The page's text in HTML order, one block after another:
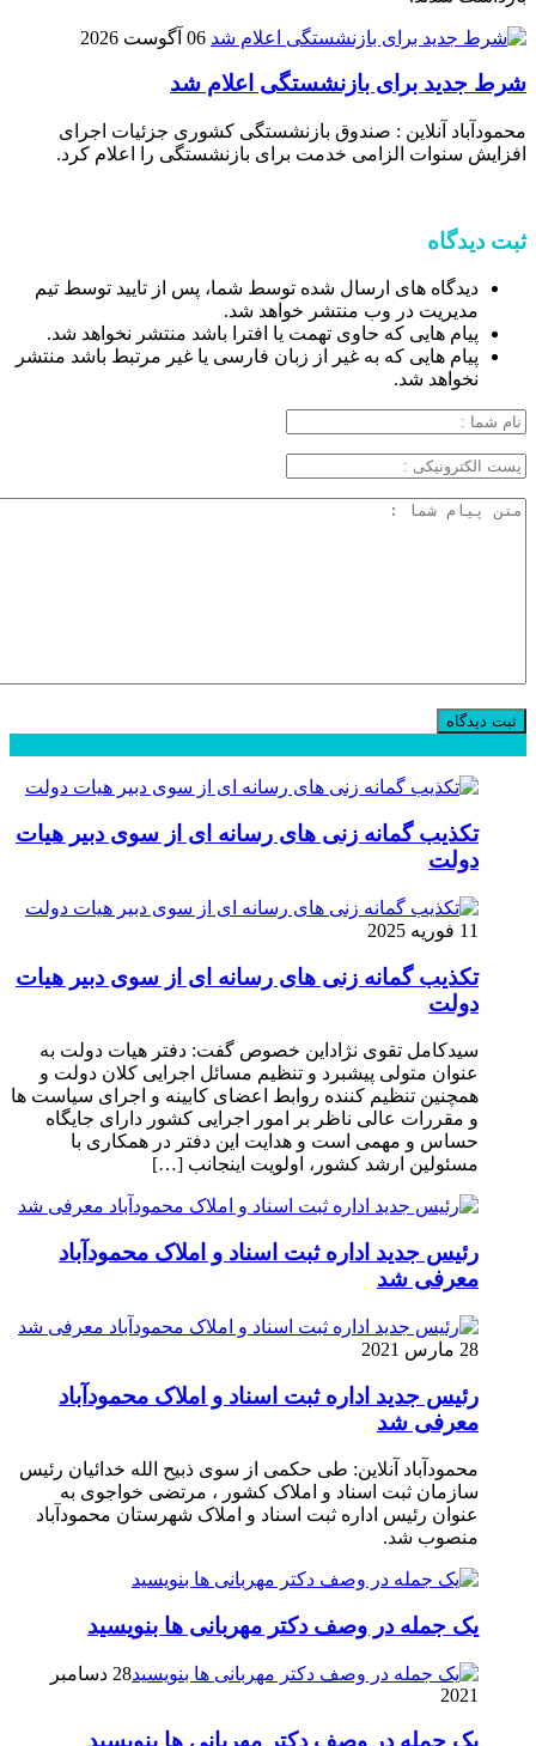
06 آگوست 2026
شرط جدید برای بازنشستگی اعلام شد
محمودآباد آنلاین : صندوق بازنشستگی کشوری جزئیات اجرای
افزایش سنوات الزامی خدمت برای بازنشستگی را اعلام کرد.
ثبت دیدگاه
دیدگاه های ارسال شده توسط شما، پس از تایید توسط تیم
مدیریت در وب منتشر خواهد شد.
پیام هایی که حاوی تهمت یا افترا باشد منتشر نخواهد شد.
پیام هایی که به غیر از زبان فارسی یا غیر مرتبط باشد منتشر
نخواهد شد.
تکذیب گمانه زنی های رسانه ای از سوی دبیر هیات
دولت
11 فوریه 2025
تکذیب گمانه زنی های رسانه ای از سوی دبیر هیات
دولت
سیدکامل تقوی نژاداین خصوص گفت: دفتر هیات دولت به
عنوان متولی پیشبرد و تنظیم مسائل اجرایی کلان دولت و
همچنین تنظیم کننده روابط اعضای کابینه و اجرای سیاست ها
و مقررات عالی ناظر بر امور اجرایی کشور دارای جایگاه
حساس و مهمی است و هدایت این دفتر در همکاری با
مسئولین ارشد کشور، اولویت اینجانب […]
رئیس جدید اداره ثبت اسناد و املاک محمودآباد
معرفی شد
28 مارس 2021
رئیس جدید اداره ثبت اسناد و املاک محمودآباد
معرفی شد
محمودآباد آنلاین: طی حکمی از سوی ذبیح الله خدائیان رئیس
سازمان ثبت اسناد و املاک کشور ، مرتضی خواجوی به
عنوان رئیس اداره ثبت اسناد و املاک شهرستان محمودآباد
منصوب شد.
یک جمله در وصف دکتر مهربانی ها بنویسید
28 دسامبر
2021